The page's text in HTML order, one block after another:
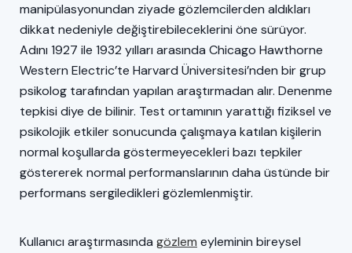
manipülasyonundan ziyade gözlemcilerden aldıkları
dikkat nedeniyle değiştirebileceklerini öne sürüyor.
Adını 1927 ile 1932 yılları arasında Chicago Hawthorne
Western Electric’te Harvard Üniversitesi’nden bir grup
psikolog tarafından yapılan araştırmadan alır. Denenme
tepkisi diye de bilinir. Test ortamının yarattığı fiziksel ve
psikolojik etkiler sonucunda çalışmaya katılan kişilerin
normal koşullarda göstermeyecekleri bazı tepkiler
göstererek normal performanslarının daha üstünde bir
performans sergiledikleri gözlemlenmiştir.
Kullanıcı araştırmasında gözlem eyleminin bireysel